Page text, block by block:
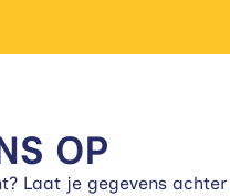
OP
Laat je gegevens